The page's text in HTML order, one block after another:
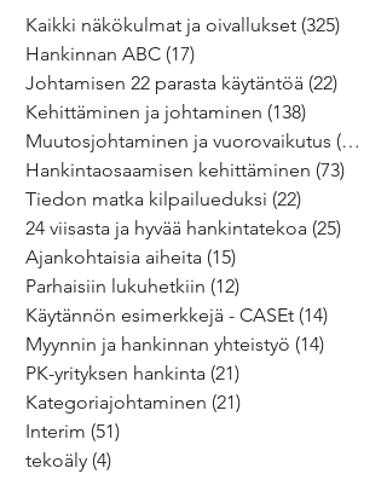
Kaikki näkökulmat ja oivallukset (325)
Hankinnan ABC (17)
Johtamisen 22 parasta käytäntöä (22)
Kehittäminen ja johtaminen (138)
Muutosjohtaminen ja vuorovaikutus (64)
Hankintaosaamisen kehittäminen (73)
Tiedon matka kilpailueduksi (22)
24 viisasta ja hyvää hankintatekoa (25)
Ajankohtaisia aiheita (15)
Parhaisiin lukuhetkiin (12)
Käytännön esimerkkejä - CASEt (14)
Myynnin ja hankinnan yhteistyö (14)
PK-yrityksen hankinta (21)
Kategoriajohtaminen (21)
Interim (51)
tekoäly (4)